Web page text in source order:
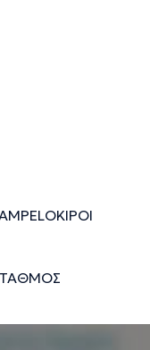
βασισμένη σε